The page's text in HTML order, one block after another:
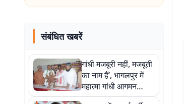
संबंधित खबरें
गांधी मजबूरी नहीं, मजबूती
का नाम हैं’, भागलपुर में
महात्मा गांधी आगमन
शताब्दी समारोह का भव्य